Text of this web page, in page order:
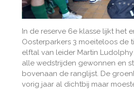
In de reserve 6e klasse lijkt het
Oosterparkers 3 moeiteloos de
elftal van leider Martin
alle wedstrijden gewonnen en
bovenaan de ranglijst. De
vorig jaar al dichtbij maar